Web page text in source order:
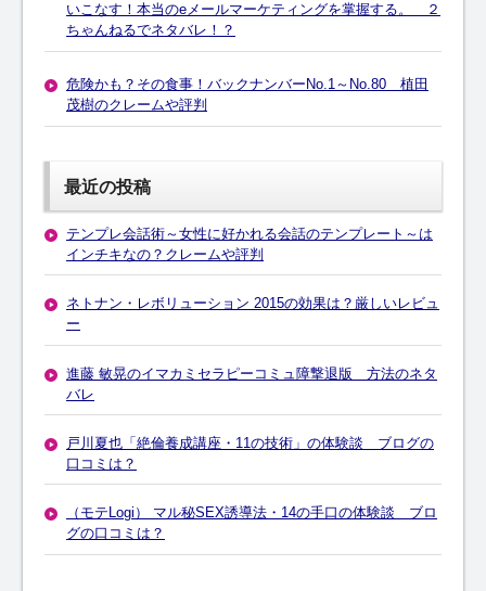
いこなす！本当のeメールマーケティングを掌握する。 ２
ちゃんねるでネタバレ！？
危険かも？その食事！バックナンバーNo.1～No.80 植田
茂樹のクレームや評判
最近の投稿
テンプレ会話術～女性に好かれる会話のテンプレート～は
インチキなの？クレームや評判
ネトナン・レボリューション 2015の効果は？厳しいレビュ
ー
進藤 敏晃のイマカミセラピーコミュ障撃退版 方法のネタ
バレ
戸川夏也「絶倫養成講座・11の技術」の体験談 ブログの
口コミは？
（モテLogi） マル秘SEX誘導法・14の手口の体験談 ブロ
グの口コミは？